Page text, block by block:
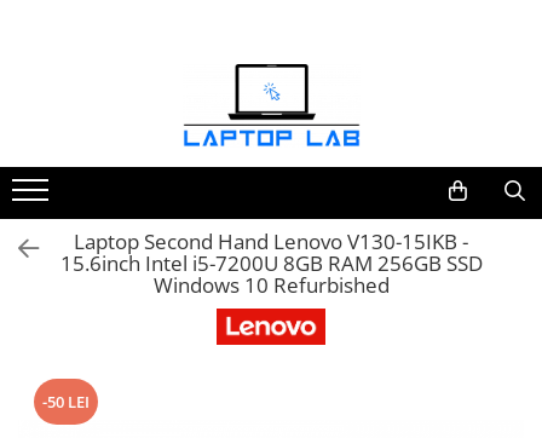
Mouseuri
Încărcătoare
Laptop Second Hand Lenovo V130-15IKB -
15.6inch Intel i5-7200U 8GB RAM 256GB SSD
Windows 10 Refurbished
-50 LEI